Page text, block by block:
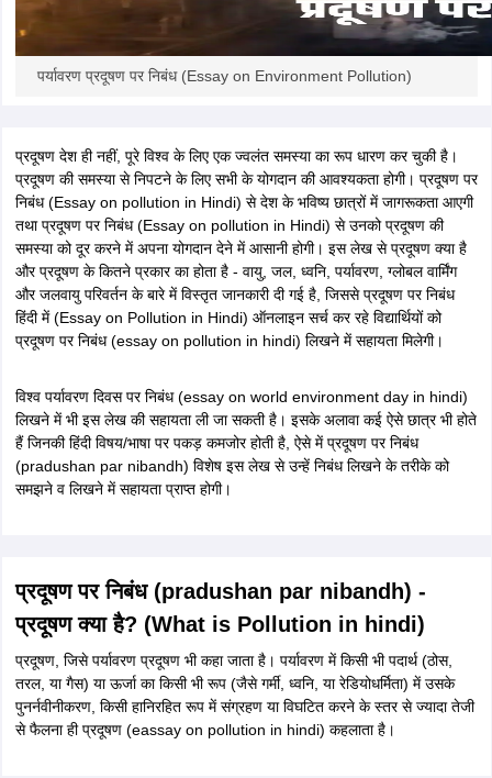
पर्यावरण प्रदूषण पर निबंध (Essay on Environment Pollution)
प्रदूषण देश ही नहीं, पूरे विश्व के लिए एक ज्वलंत समस्या का रूप धारण कर चुकी है।
प्रदूषण की समस्या से निपटने के लिए सभी के योगदान की आवश्यकता होगी। प्रदूषण पर
निबंध (Essay on pollution in Hindi) से देश के भविष्य छात्रों में जागरूकता आएगी
तथा प्रदूषण पर निबंध (Essay on pollution in Hindi) से उनको प्रदूषण की
समस्या को दूर करने में अपना योगदान देने में आसानी होगी। इस लेख से प्रदूषण क्या है
और प्रदूषण के कितने प्रकार का होता है - वायु, जल, ध्वनि, पर्यावरण, ग्लोबल वार्मिंग
और जलवायु परिवर्तन के बारे में विस्तृत जानकारी दी गई है, जिससे प्रदूषण पर निबंध
हिंदी में (Essay on Pollution in Hindi) ऑनलाइन सर्च कर रहे विद्यार्थियों को
प्रदूषण पर निबंध (essay on pollution in hindi) लिखने में सहायता मिलेगी।
विश्व पर्यावरण दिवस पर निबंध (essay on world environment day in hindi)
लिखने में भी इस लेख की सहायता ली जा सकती है। इसके अलावा कई ऐसे छात्र भी होते
हैं जिनकी हिंदी विषय/भाषा पर पकड़ कमजोर होती है, ऐसे में प्रदूषण पर निबंध
(pradushan par nibandh) विशेष इस लेख से उन्हें निबंध लिखने के तरीके को
समझने व लिखने में सहायता प्राप्त होगी।
प्रदूषण पर निबंध (pradushan par nibandh) -
प्रदूषण क्या है? (What is Pollution in hindi)
प्रदूषण, जिसे पर्यावरण प्रदूषण भी कहा जाता है। पर्यावरण में किसी भी पदार्थ (ठोस,
तरल, या गैस) या ऊर्जा का किसी भी रूप (जैसे गर्मी, ध्वनि, या रेडियोधर्मिता) में उसके
पुनर्नवीनीकरण, किसी हानिरहित रूप में संग्रहण या विघटित करने के स्तर से ज्यादा तेजी
से फैलना ही प्रदूषण (eassay on pollution in hindi) कहलाता है।